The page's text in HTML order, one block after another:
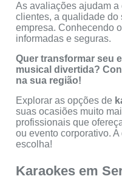
As avaliações ajudam
clientes, a qualidade
empresa. Conhecendo
informadas e seguras.
Quer transformar seu
musical divertida?
na sua região!
Explorar as opções de
suas ocasiões muito
profissionais que
ou evento corporativo.
escolha!
Karaokes em